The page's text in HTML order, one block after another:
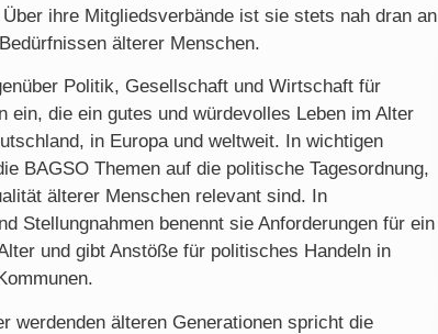
ihre Mitgliedsverbände ist sie stets nah dran an
älterer Menschen.
Politik, Gesellschaft und Wirtschaft für
ein, die ein gutes und würdevolles Leben im Alter
in Europa und weltweit. In wichtigen
BAGSO Themen auf die politische Tagesordnung,
älterer Menschen relevant sind. In
Stellungnahmen benennt sie Anforderungen für ein
und gibt Anstöße für politisches Handeln in
werdenden älteren Generationen spricht die